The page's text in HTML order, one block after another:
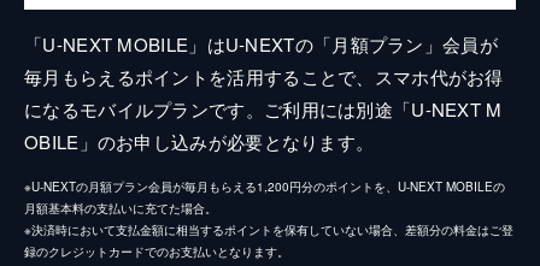
「U-NEXT MOBILE」はU-NEXTの「月額プラン」会員が
毎月もらえるポイントを活用することで、スマホ代がお得
になるモバイルプランです。ご利用には別途「U-NEXT M
OBILE」のお申し込みが必要となります。
※U-NEXTの月額プラン会員が毎月もらえる1,200円分のポイントを、U-NEXT MOBILEの
月額基本料の支払いに充てた場合。
※決済時において支払金額に相当するポイントを保有していない場合、差額分の料金はご登
録のクレジットカードでのお支払いとなります。